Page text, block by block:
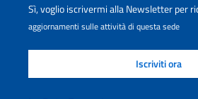
Sì, voglio iscrivermi alla Newsletter per
aggiornamenti sulle attività di questa sede